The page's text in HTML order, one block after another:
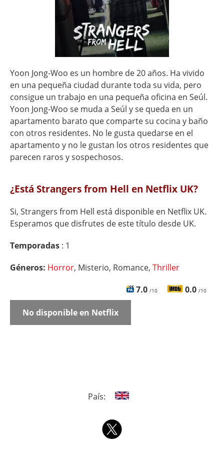
Yoon Jong-Woo es un hombre de 20 años. Ha vivido
en una pequeña ciudad durante toda su vida, pero
consigue un trabajo en una pequeña oficina en Seúl.
Yoon Jong-Woo se muda a Seúl y se queda en un
apartamento barato que comparte su cocina y baño
con otros residentes. No le gusta quedarse en el
apartamento y no le gustan los otros residentes que
parecen raros y sospechosos.
¿Está Strangers from Hell en Netflix UK?
Si, Strangers from Hell está disponible en Netflix UK.
Esperamos que disfrutes de este título desde UK.
Temporadas : 1
Géneros: Horror, Misterio, Romance, Thriller
7.0 /10 0.0 /10
No disponible en Netflix
País: